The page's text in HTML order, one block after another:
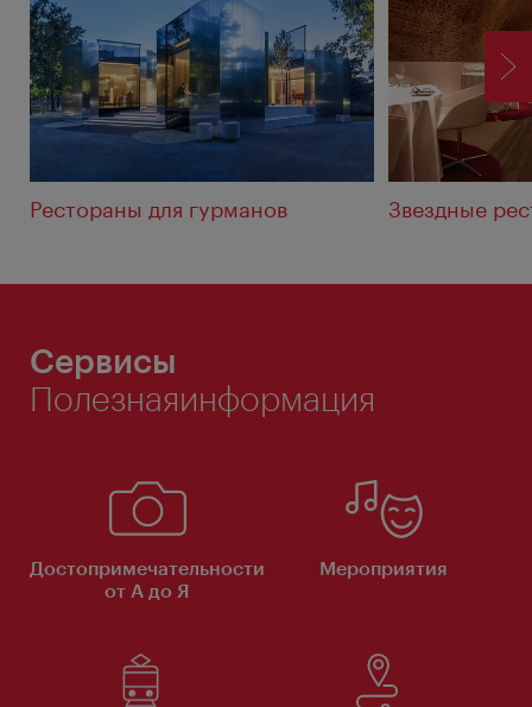
Рестораны для гурманов Звездные
Сервисы
Полезнаяинформация
Достопримечательности
от А до Я
Мероприятия